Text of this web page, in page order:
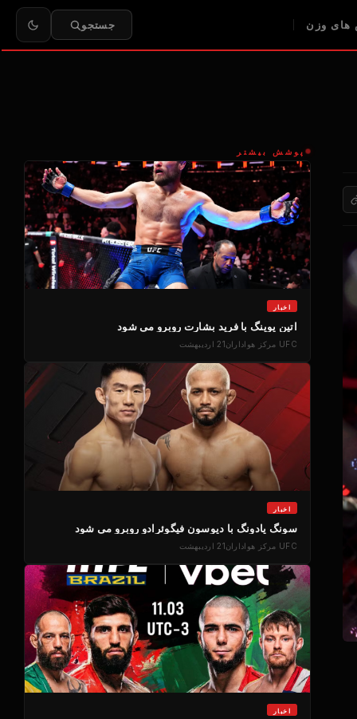
های وزن جستجو
پوشش بیشتر
اخبار
اتین یوینگ با فرید بشارت روبرو می شود
UFC مرکز هواداران21 اردیبهشت
اخبار
سونگ یادونگ با دیوسون فیگوئرادو روبرو می شود
UFC مرکز هواداران21 اردیبهشت
اخبار